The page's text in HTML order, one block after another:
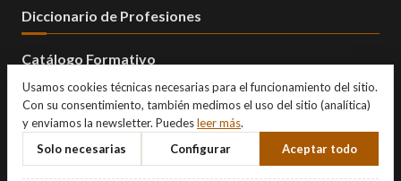
Diccionario de Profesiones
Catálogo Formativo
Usamos cookies técnicas necesarias para el funcionamiento del sitio.
Con su consentimiento, también medimos el uso del sitio (analítica)
y enviamos la newsletter. Puedesleer más.
Solo necesarias
Configurar Aceptar todo